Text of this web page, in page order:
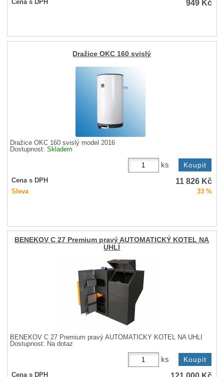
Cena s DPH 949 Kč
Dražice OKC 160 svislý
Dražice OKC 160 svislý model 2016
Dostupnost:Skladem
ks
Cena s DPH 11 826 Kč
Sleva 33 %
BENEKOV C 27 Premium pravý AUTOMATICKÝ KOTEL NA
UHLÍ
BENEKOV C 27 Premium pravý AUTOMATICKÝ KOTEL NA UHLÍ
Dostupnost: Na dotaz
ks
Cena s DPH